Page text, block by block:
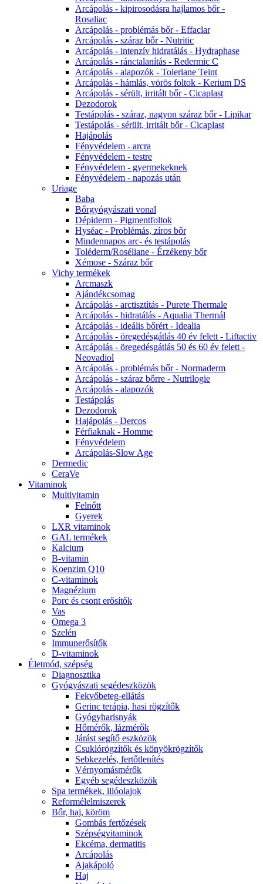
Arcápolás - kipirosodásra hajlamos bőr -
Rosaliac
Arcápolás - problémás bőr - Effaclar
Arcápolás - száraz bőr - Nutritic
Arcápolás - intenzív hidratálás - Hydraphase
Arcápolás - ránctalanítás - Redermic C
Arcápolás - alapozók - Toleriane Teint
Arcápolás - hámlás, vörös foltok - Kerium DS
Arcápolás - sérült, irritált bőr - Cicaplast
Dezodorok
Testápolás - száraz, nagyon száraz bőr - Lipikar
Testápolás - sérült, irritált bőr - Cicaplast
Hajápolás
Fényvédelem - arcra
Fényvédelem - testre
Fényvédelem - gyermekeknek
Fényvédelem - napozás után
Uriage
Baba
Bőrgyógyászati vonal
Dépiderm - Pigmentfoltok
Hyséac - Problémás, zíros bőr
Mindennapos arc- és testápolás
Toléderm/Roséliane - Érzékeny bőr
Xémose - Száraz bőr
Vichy termékek
Arcmaszk
Ajándékcsomag
Arcápolás - arctisztítás - Purete Thermale
Arcápolás - hidratálás - Aqualia Thermál
Arcápolás - ideális bőrért - Idealia
Arcápolás - öregedésgátlás 40 év felett - Liftactiv
Arcápolás - öregedésgátlás 50 és 60 év felett -
Neovadiol
Arcápolás - problémás bőr - Normaderm
Arcápolás - száraz bőrre - Nutrilogie
Arcápolás - alapozók
Testápolás
Dezodorok
Hajápolás - Dercos
Férfiaknak - Homme
Fényvédelem
Arcápolás-Slow Age
Dermedic
CeraVe
Vitaminok
Multivitamin
Felnőtt
Gyerek
LXR vitaminok
GAL termékek
Kalcium
B-vitamin
Koenzim Q10
C-vitaminok
Magnézium
Porc és csont erősítők
Vas
Omega 3
Szelén
Immunerősítők
D-vitaminok
Életmód, szépség
Diagnosztika
Gyógyászati segédeszközök
Fekvőbeteg-ellátás
Gerinc terápia, hasi rögzítők
Gyógyharisnyák
Hőmérők, lázmérők
Járást segítő eszközök
Csuklórögzítők és könyökrögzítők
Sebkezelés, fertőtlenítés
Vérnyomásmérők
Egyéb segédeszközök
Spa termékek, illóolajok
Reformélelmiszerek
Bőr, haj, köröm
Gombás fertőzések
Szépségvitaminok
Ekcéma, dermatitis
Arcápolás
Ajakápoló
Haj